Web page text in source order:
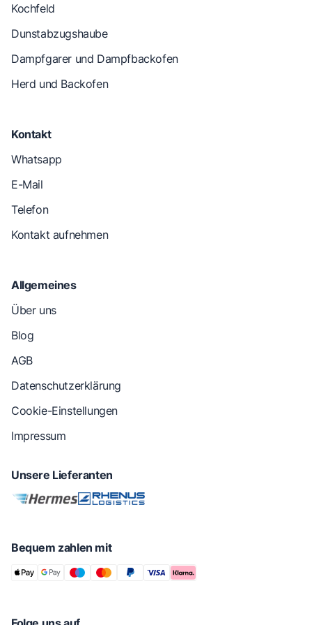
Kochfeld
Dunstabzugshaube
Dampfgarer und Dampfbackofen
Herd und Backofen
Kontakt
Whatsapp
E-Mail
Telefon
Kontakt aufnehmen
Allgemeines
Über uns
Blog
AGB
Datenschutzerklärung
Cookie-Einstellungen
Impressum
Unsere Lieferanten
Bequem zahlen mit